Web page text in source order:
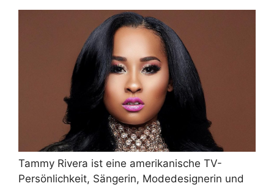
Tammy Rivera ist eine amerikanische TV-
Persönlichkeit, Sängerin, Modedesignerin und